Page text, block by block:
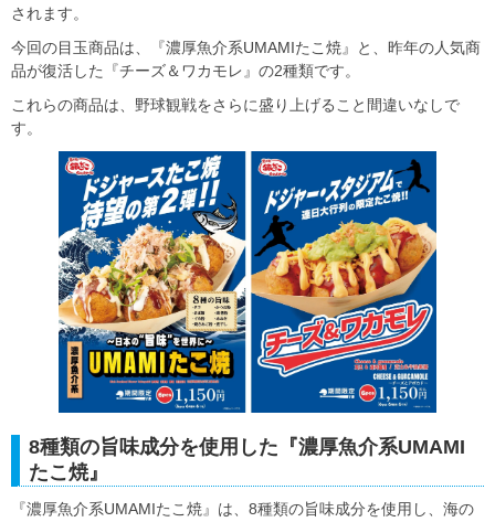
されます。
今回の目玉商品は、『濃厚魚介系UMAMIたこ焼』と、昨年の人気商
品が復活した『チーズ＆ワカモレ』の2種類です。
これらの商品は、野球観戦をさらに盛り上げること間違いなしで
す。
8種類の旨味成分を使用した『濃厚魚介系UMAMI
たこ焼』
『濃厚魚介系UMAMIたこ焼』は、8種類の旨味成分を使用し、海の